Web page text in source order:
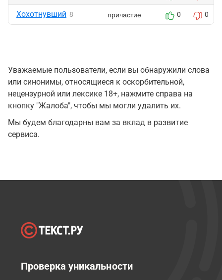
Хохотнувший 8 причастие 0 0
Уважаемые пользователи, если вы обнаружили слова
или синонимы, относящиеся к оскорбительной,
нецензурной или лексике 18+, нажмите справа на
кнопку "Жалоба", чтобы мы могли удалить их.
Мы будем благодарны вам за вклад в развитие
сервиса.
Проверка уникальности